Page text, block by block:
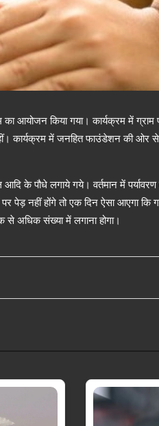
आयोजन किया गया। कार्यक्रम में ग्राम
कार्यक्रम में जनहित फाउंडेशन की
के पौधे लगाये गये। वर्तमान में
पेड़ नहीं होंगे तो एक दिन ऐसा आएगा कि
से अधिक संख्या में लगाना होगा।